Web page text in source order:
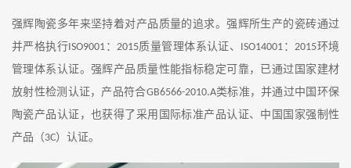
强辉陶瓷多年来坚持着对产品质量的追求。强辉所生产的瓷砖通过
并严格执行ISO9001 ： 2015质量管理体系认证、 ISO14001 ： 2015环境
管理体系认证。强辉产品质量性能指标稳定可靠，已通过国家建材
放射性检测认证，产品符合GB6566-2010.A类标准，并通过中国环保
陶瓷产品认证，也获得了采用国际标准产品认证、中国国家强制性
产品（3C）认证。